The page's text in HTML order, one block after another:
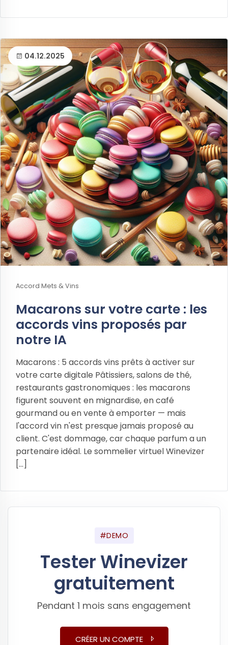
04.12.2025
Accord Mets & Vins
Macarons sur votre carte : les
accords vins proposés par
notre IA
Macarons : 5 accords vins prêts à activer sur
votre carte digitale Pâtissiers, salons de thé,
restaurants gastronomiques : les macarons
figurent souvent en mignardise, en café
gourmand ou en vente à emporter — mais
l'accord vin n'est presque jamais proposé au
client. C'est dommage, car chaque parfum a un
partenaire idéal. Le sommelier virtuel Winevizer
[...]
#DEMO
Tester Winevizer
gratuitement
Pendant 1 mois sans engagement
CRÉER UN COMPTE